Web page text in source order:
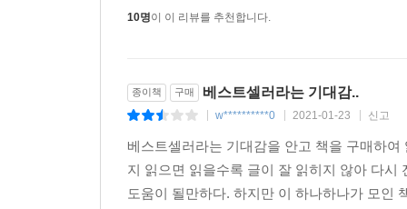
해줄 수 있을까. 다 이렇게 살고 있으니 유난
밥벌이 때문에 참는 ‘을’이 된 것에 자책하지
부끄러워하지 말자. 누구나 어린 시절엔 지구
정의로운 사람으로 살아갈 줄 알았다. 그러나
모습의 어른은 아니지만, 우리는 우리 자신을 똑
통해 모든 인생에 건투를 빈다!
10명이 이 리뷰를 추천합니다.
종이책 구매 베스트셀러라는 기대감..
w**********0 2021-01-23 신고
베스트셀러라는 기대감을 안고 책을 구매하
지 읽으면 읽을수록 글이 잘 읽히지 않아 다
도움이 될만하다. 하지만 이 하나하나가 모인